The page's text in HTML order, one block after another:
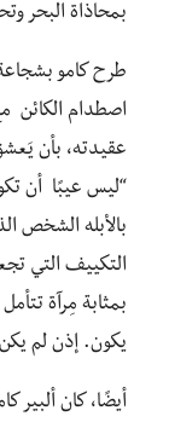
بمحاذاة البحر
طرح كامو
اصطدام الكائن
عقيدته، بأن
“ليس عيبًا أن
بالأبله الشخص
التكييف التي
بمثابة مِرآة
يكون. إذن لم
أيضًا، كان